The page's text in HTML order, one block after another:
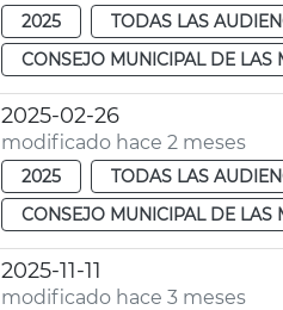
2025 TODAS LAS
CONSEJO MUNICIPAL DE LAS
2025-02-26
modificado hace 2 meses
2025 TODAS LAS
CONSEJO MUNICIPAL DE LAS
2025-11-11
modificado hace 3 meses